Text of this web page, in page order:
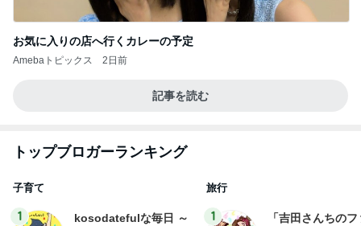
お気に入りの店へ行くカレーの予定
Amebaトピックス 2日前
記事を読む
トップブロガーランキング
子育て
1
kosodatefulな毎日 ～
旅行
1
「吉田さんちの